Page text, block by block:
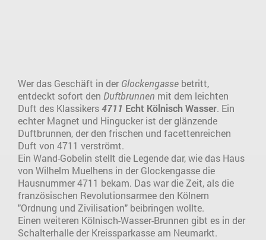
Wer das Geschäft in derGlockengasse betritt,
entdeckt sofort den Duftbrunnen mit dem leichten
Duft des Klassikers4711 Echt Kölnisch Wasser. Ein
echter Magnet und Hingucker ist der glänzende
Duftbrunnen, der den frischen und facettenreichen
Duft von 4711 verströmt.
Ein Wand-Gobelin stellt die Legende dar, wie das Haus
von Wilhelm Muelhens in der Glockengasse die
Hausnummer 4711 bekam. Das war die Zeit, als die
französischen Revolutionsarmee den Kölnern
"Ordnung und Zivilisation" beibringen wollte.
Einen weiteren Kölnisch-Wasser-Brunnen gibt es in der
Schalterhalle der Kreissparkasse am Neumarkt.